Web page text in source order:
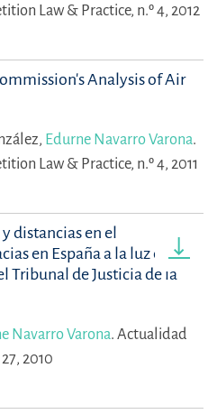
Law & Practice, n.º 4, 2012
Analysis of Air
Edurne Navarro Varona.
Law & Practice, n.º 4, 2011
distancias en el
en España a la luz de la
Tribunal de Justicia de la
Navarro Varona. Actualidad
2010